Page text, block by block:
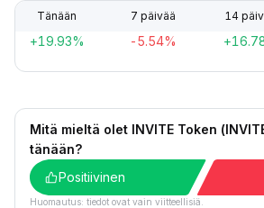
Tänään 7 päivää 14
+19.93% -5.54%
Mitä mieltä olet INVITE Token
tänään?
Positiivinen
Huomautus: tiedot ovat vain viitteellisiä.